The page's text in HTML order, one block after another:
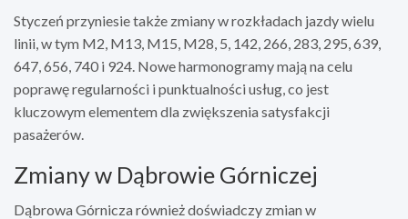
Styczeń przyniesie także zmiany w rozkładach jazdy wielu
linii, w tym M2, M13, M15, M28, 5, 142, 266, 283, 295, 639,
647, 656, 740 i 924. Nowe harmonogramy mają na celu
poprawę regularności i punktualności usług, co jest
kluczowym elementem dla zwiększenia satysfakcji
pasażerów.
Zmiany w Dąbrowie Górniczej
Dąbrowa Górnicza również doświadczy zmian w